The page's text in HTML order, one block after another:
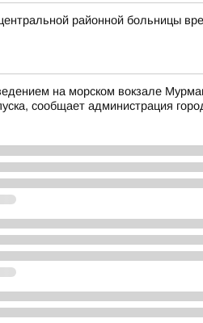
районной больницы
на морском вокзале
сообщает администрация